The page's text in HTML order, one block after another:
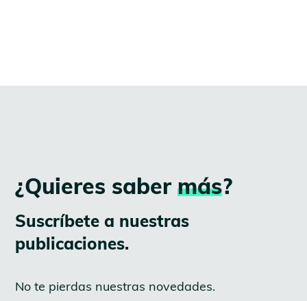
¿Quieres sabermás?
Suscríbete a nuestras
publicaciones.
No te pierdas nuestras novedades.